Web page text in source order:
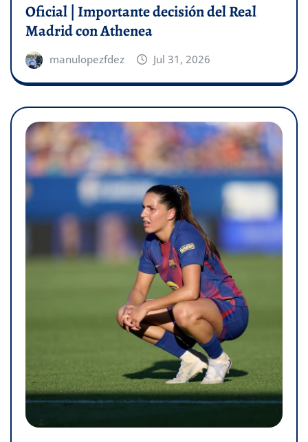
Oficial | Importante decisión del Real
Madrid con Athenea
manulopezfdez Jul 31, 2026